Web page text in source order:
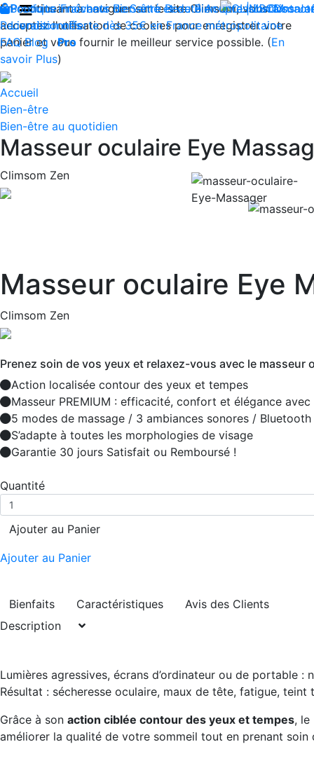
En continuant à naviguer sur le site Climsom, vous
acceptez l'utilisation de cookies pour enregistrer votre
panier et vous fournir le meilleur service possible. (En
savoir Plus)
Produits innovants de Santé et de Bien-être | Livraison
Livraison offerte dès 35€ en France métropolitaine
Boutique Fraîcheur Bien-être Beauté Acupression Dos
Reconditionnés
FAQ Blog Pro
Accueil
Bien-être
Bien-être au quotidien
Masseur oculaire Eye
Climsom Zen
Masseur oculaire Eye
Climsom Zen
Prenez soin de vos yeux et relaxez-vous avec le
Action localisée contour des yeux et tempes
Masseur PREMIUM : efficacité, confort et élégance
5 modes de massage / 3 ambiances sonores / Bluetooth
S’adapte à toutes les morphologies de visage
Garantie 30 jours Satisfait ou Remboursé !
Quantité
Ajouter au Panier
Ajouter au Panier
Bienfaits Caractéristiques
Avis des Clients
Description
Lumières agressives, écrans d’ordinateur ou de portable
Résultat : sécheresse oculaire, maux de tête, fatigue,
Grâce à son action ciblée contour des yeux et tempes, le
améliorer la qualité de votre sommeil tout en prenant